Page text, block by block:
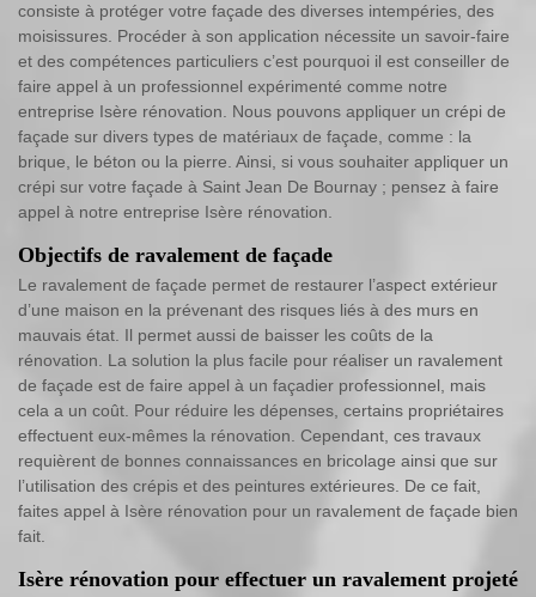
consiste à protéger votre façade des diverses intempéries, des
moisissures. Procéder à son application nécessite un savoir-faire
et des compétences particuliers c’est pourquoi il est conseiller de
faire appel à un professionnel expérimenté comme notre
entreprise Isère rénovation. Nous pouvons appliquer un crépi de
façade sur divers types de matériaux de façade, comme : la
brique, le béton ou la pierre. Ainsi, si vous souhaiter appliquer un
crépi sur votre façade à Saint Jean De Bournay ; pensez à faire
appel à notre entreprise Isère rénovation.
Objectifs de ravalement de façade
Le ravalement de façade permet de restaurer l’aspect extérieur
d’une maison en la prévenant des risques liés à des murs en
mauvais état. Il permet aussi de baisser les coûts de la
rénovation. La solution la plus facile pour réaliser un ravalement
de façade est de faire appel à un façadier professionnel, mais
cela a un coût. Pour réduire les dépenses, certains propriétaires
effectuent eux-mêmes la rénovation. Cependant, ces travaux
requièrent de bonnes connaissances en bricolage ainsi que sur
l’utilisation des crépis et des peintures extérieures. De ce fait,
faites appel à Isère rénovation pour un ravalement de façade bien
fait.
Isère rénovation pour effectuer un ravalement projeté